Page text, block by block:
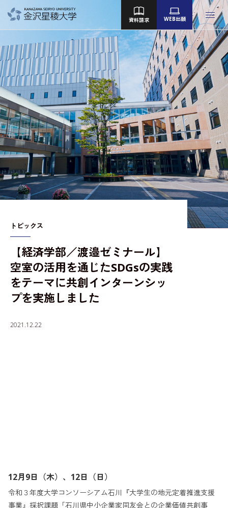
女子短期大学部 大学院
Language
大学案内
教育／学部・大学院
産学地域連携・研究
留学・国際交流
キャンパスライフ
就職・資格
入学者選抜情報
資料請求 WEB出願
トピックス
【経済学部／渡邉ゼミナール】
空室の活用を通じたSDGsの実践
をテーマに共創インターンシッ
プを実施しました
2021.12.22
12月9日（木）、12日（日）
令和３年度大学コンソーシアム石川『大学生の地元定着推進支援
事業』採択課題「石川県中小企業家同友会との企業価値共創事